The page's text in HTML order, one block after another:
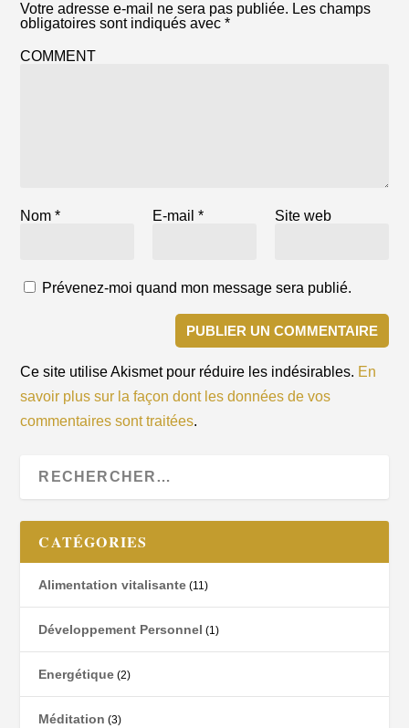
Votre adresse e-mail ne sera pas publiée. Les champs
obligatoires sont indiqués avec*
COMMENT
Nom* E-mail * Site web
Prévenez-moi quand mon message sera publié.
Ce site utilise Akismet pour réduire les indésirables. En
savoir plus sur la façon dont les données de vos
commentaires sont traitées.
CATÉGORIES
Alimentation vitalisante (11)
Développement Personnel (1)
Energétique (2)
Méditation (3)